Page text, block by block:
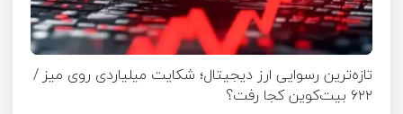
تازه‌ترین رسوایی ارز دیجیتال؛ شکایت میلیاردی روی میز /
۶۲۲ بیت‌کوین کجا رفت؟